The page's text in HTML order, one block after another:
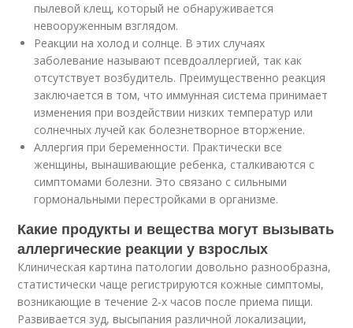
пылевой клещ, который не обнаруживается
невооруженным взглядом.
Реакции на холод и солнце. В этих случаях
заболевание называют псевдоаллергией, так как
отсутствует возбудитель. Преимущественно реакция
заключается в том, что иммунная система принимает
изменения при воздействии низких температур или
солнечных лучей как болезнетворное вторжение.
Аллергия при беременности. Практически все
женщины, вынашивающие ребенка, сталкиваются с
симптомами болезни. Это связано с сильными
гормональными перестройками в организме.
Какие продукты и вещества могут вызывать
аллергические реакции у взрослых
Клиническая картина патологии довольно разнообразна,
статистически чаще регистрируются кожные симптомы,
возникающие в течение 2-х часов после приема пищи.
Развивается зуд, высыпания различной локализации,